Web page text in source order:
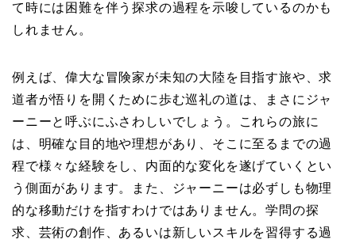
て時には困難を伴う探求の過程を示唆しているのかも
しれません。
例えば、偉大な冒険家が未知の大陸を目指す旅や、求
道者が悟りを開くために歩む巡礼の道は、まさにジャ
ーニーと呼ぶにふさわしいでしょう。これらの旅に
は、明確な目的地や理想があり、そこに至るまでの過
程で様々な経験をし、内面的な変化を遂げていくとい
う側面があります。また、ジャーニーは必ずしも物理
的な移動だけを指すわけではありません。学問の探
求、芸術の創作、あるいは新しいスキルを習得する過